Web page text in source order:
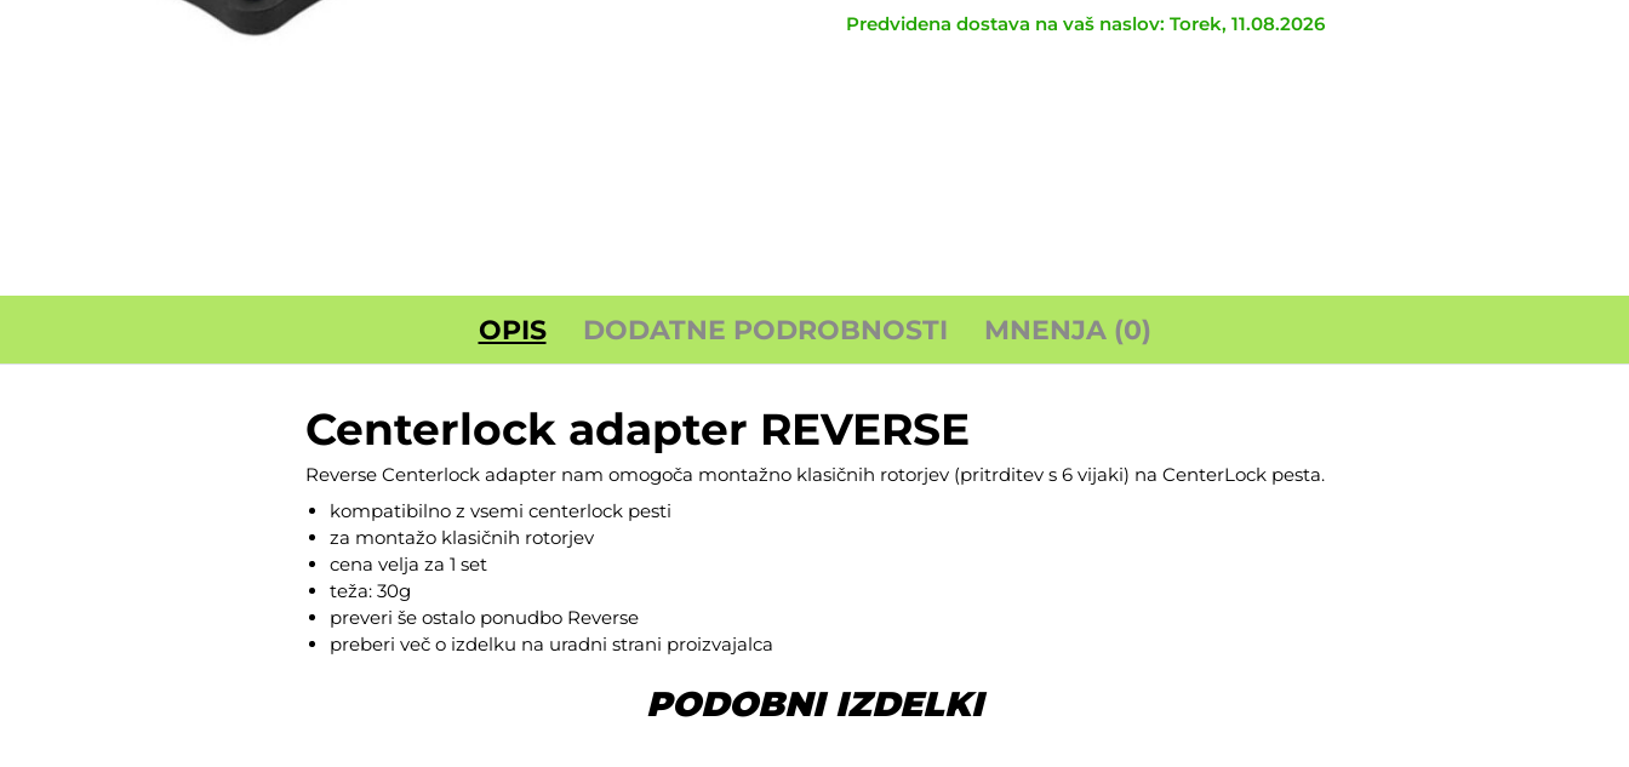
Predvidena dostava na vaš naslov: Torek, 11.08.2026
OPIS DODATNE PODROBNOSTI MNENJA (0)
Centerlock adapter REVERSE
Reverse Centerlock adapter nam omogoča montažno klasičnih rotorjev (pritrditev s 6 vijaki) na CenterLock pesta.
kompatibilno z vsemi centerlock pesti
za montažo klasičnih rotorjev
cena velja za 1 set
teža: 30g
preveri še ostalo ponudbo Reverse
preberi več o izdelku na uradni strani proizvajalca
PODOBNI IZDELKI